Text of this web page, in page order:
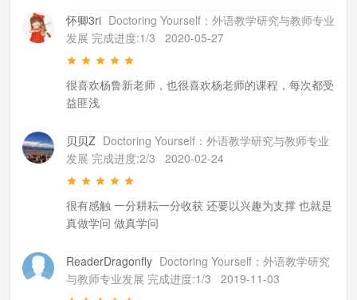
怀卿3ri Doctoring Yourself：外语教学研究与教师专业
发展 完成进度:1/3 2020-05-27
很喜欢杨鲁新老师，也很喜欢杨老师的课程，每次都受
益匪浅
贝贝Z Doctoring Yourself：外语教学研究与教师专业
发展 完成进度:2/3 2020-02-24
很有感触 一分耕耘一分收获 还要以兴趣为支撑 也就是
真做学问 做真学问
ReaderDragonfly Doctoring Yourself：外语教学研究
与教师专业发展 完成进度:1/3 2019-11-03